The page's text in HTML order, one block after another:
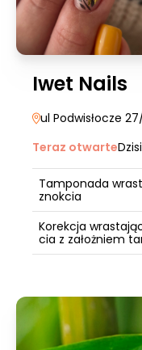
Iwet Nails
ul Podwisłocze
Teraz otwarte
Tamponada
znokcia
Korekcja
cia z założniem